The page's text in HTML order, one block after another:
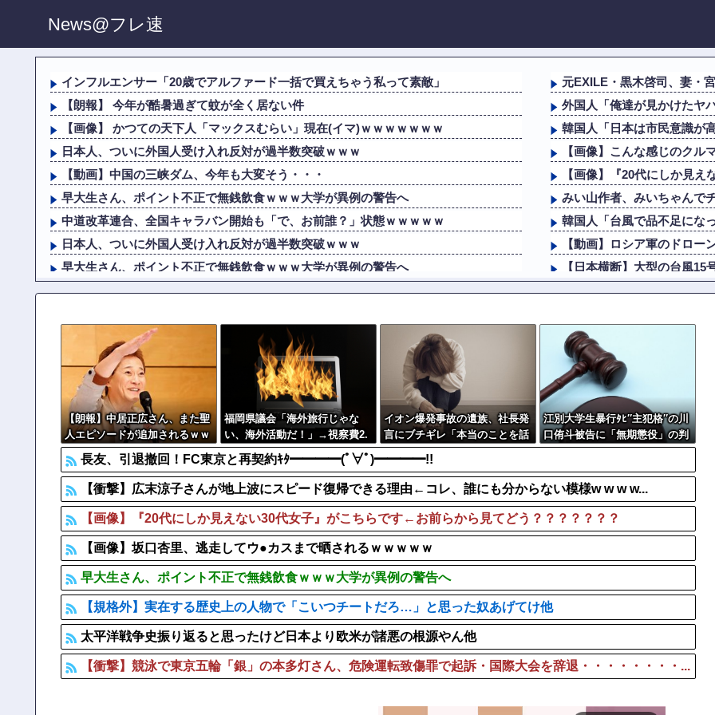
News@フレ速
インフルエンサー「20歳でアルファード一括で買えちゃう私って素敵」
【朗報】 今年が酷暑過ぎて蚊が全く居ない件
【画像】 かつての天下人「マックスむらい」現在(イマ)ｗｗｗｗｗｗｗ
日本人、ついに外国人受け入れ反対が過半数突破ｗｗｗ
【動画】中国の三峡ダム、今年も大変そう・・・
早大生さん、ポイント不正で無銭飲食ｗｗｗ大学が異例の警告へ
中道改革連合、全国キャラバン開始も「で、お前誰？」状態ｗｗｗｗｗ
日本人、ついに外国人受け入れ反対が過半数突破ｗｗｗ
早大生さん、ポイント不正で無銭飲食ｗｗｗ大学が異例の警告へ
長友、引退撤回！FC東京と再契約ｷﾀ━━━━(ﾟ∀ﾟ)━━━━!!
【朗報】 見せブラ、流行る。
大阪府の小学校でイスラム教の指導者が授業を行い物議を醸す！ #大阪 #...
【なぜ？】中国企業に取得されたマンション、日本人が出ていきネパール人で埋...
京都の寺がまた燃える「中国人に脅迫されていた」
元EXILE・黒木啓司、妻・
外国人「俺達が見かけたヤ
韓国人「日本は市民意識が
【画像】こんな感じのクル
【画像】『20代にしか見
みい山作者、みいちゃんで
韓国人「台風で品不足にな
【動画】ロシア軍のドロー
【日本横断】大型の台風
ビートルズ、オアシスに負
大地震が起きても手術をや
寺田心さん(18)、筋トレし
イーロン・マスク←世界一
【徹底討論】ハロプロ史上
【朗報】中居正広さん、また聖
人エピソードが追加されるｗｗ
ｗｗｗ
福岡県議会「海外旅行じゃな
い、海外活動だ！」→視察費2.
65億円公開で再炎上ｗｗｗ
イオン爆発事故の遺族、社長発
言にブチギレ「本当のことを話
して」
江別大学生暴行ﾀﾋ″主犯格″の川
口侑斗被告に「無期懲役」の判
決→当時17歳少年に「懲役30
長友、引退撤回！FC東京と再契約ｷﾀ━━━━(ﾟ∀ﾟ)━━━━!!
【衝撃】広末涼子さんが地上波にスピード復帰できる理由←コレ、誰にも分からない模様w w w w...
【画像】『20代にしか見えない30代女子』がこちらです←お前らから見てどう？？？？？？？
【画像】坂口杏里、逃走してウ●カスまで晒されるｗｗｗｗｗ
早大生さん、ポイント不正で無銭飲食ｗｗｗ大学が異例の警告へ
【規格外】実在する歴史上の人物で「こいつチートだろ…」と思った奴あげてけ他
太平洋戦争史振り返ると思ったけど日本より欧米が諸悪の根源やん他
【衝撃】競泳で東京五輪「銀」の本多灯さん、危険運転致傷罪で起訴・国際大会を辞退・・・・・・・・...